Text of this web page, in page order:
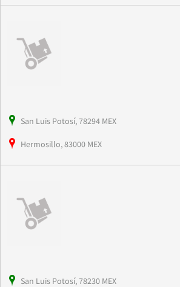
San Luis Potosí, 78294 MEX
Hermosillo, 83000 MEX
San Luis Potosí, 78230 MEX